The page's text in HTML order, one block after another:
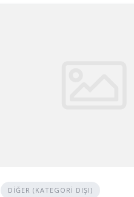
DIĞER (KATEGORI DIŞI)